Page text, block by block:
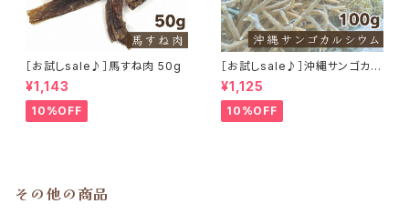
［お試しsale♪］馬すね肉 50g
¥1,143
10%OFF
［お試しsale♪］沖縄サンゴカル
シウム たっぷり100g
¥1,125
10%OFF
その他の商品